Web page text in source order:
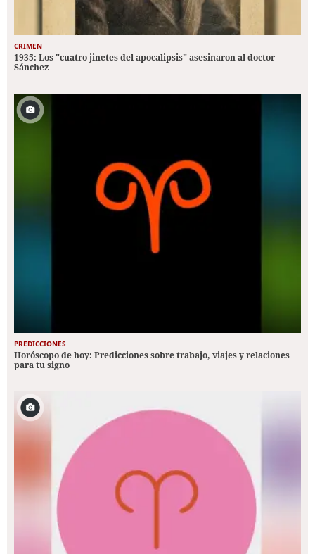
CRIMEN
1935: Los "cuatro jinetes del apocalipsis" asesinaron al doctor
Sánchez
PREDICCIONES
Horóscopo de hoy: Predicciones sobre trabajo, viajes y relaciones
para tu signo